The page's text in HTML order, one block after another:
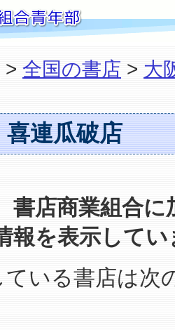
> 全国の書店 > 大
連瓜破店
書店商業組合
報を表示して
ている書店は次